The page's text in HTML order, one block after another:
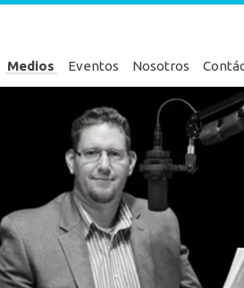
Medios Eventos Nosotros